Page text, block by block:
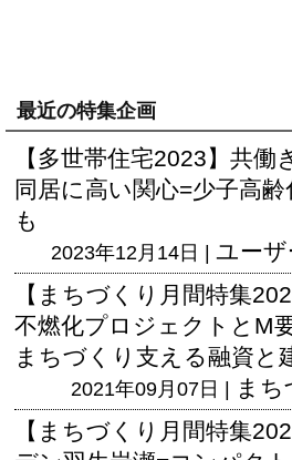
最近の特集企画
【多世帯住宅2023】共働
同居に高い関心=少子高
も
2023年12月14日 | ユーザ
【まちづくり月間特集
不燃化プロジェクトとM
まちづくり支える融資と
2021年09月07日 | まち
【まちづくり月間特集